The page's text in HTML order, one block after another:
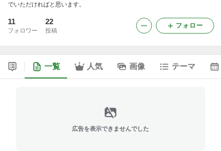
でいただければと思います。
11
フォロワー
22
投稿
フォロー
一覧 人気 画像 テーマ
広告を表示できませんでした